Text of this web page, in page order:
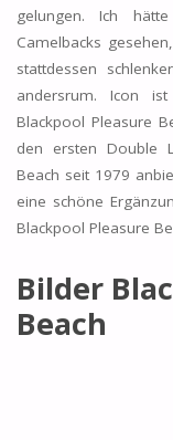
gelungen. Ich
Camelbacks
stattdessen
andersrum. Icon
Blackpool Pleasure
den ersten Double
Beach seit 1979
eine schöne
Blackpool Pleasure
Bilder
Beach